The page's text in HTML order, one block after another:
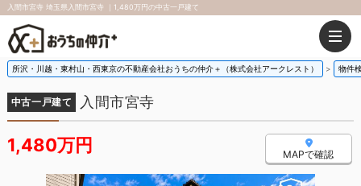
入間市宮寺 埼玉県入間市宮寺 ｜1,480万円の中古一戸建て
所沢・川越・東村山・西東京の不動産会社おうちの仲介＋（株式会社アークレスト） 物件
中古一戸建て 入間市宮寺
1,480万円 MAPで確認